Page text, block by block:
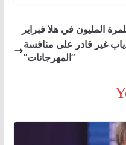
المليون في هلا فبراير
غير قادر على منافسة
“المهرجانات”